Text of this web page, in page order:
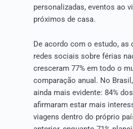
personalizadas, eventos ao
próximos de casa.
De acordo com o estudo, as
redes sociais sobre férias
cresceram 77% em todo o
comparação anual. No
ainda mais evidente: 84%
afirmaram estar mais
viagens dentro do próprio